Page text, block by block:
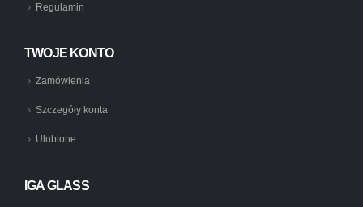
Regulamin
TWOJE KONTO
Zamówienia
Szczegóły konta
Ulubione
IGA GLASS